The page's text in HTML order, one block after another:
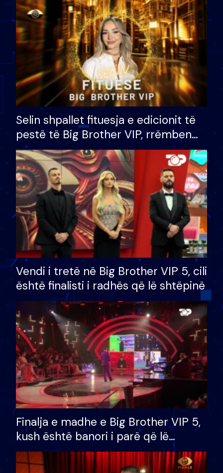
Selin shpallet fituesja e edicionit të
pestë të Big Brother VIP, rrëmben
çmimin e madh prej 100 mijë eurosh
Vendi i tretë në Big Brother VIP 5, cili
është finalisti i radhës që lë shtëpinë
Finalja e madhe e Big Brother VIP 5,
kush është banori i parë që lë
shtëpinë dhe humb mundësinë për
të fituar çmimin e madh